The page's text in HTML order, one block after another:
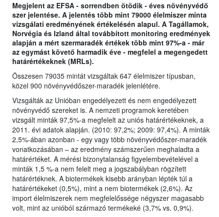
Megjelent az EFSA - sorrendben ötödik - éves növényvédő
szer jelentése. A jelentés több mint 79000 élelmiszer minta
vizsgálati eredményének értékelésén alapul. A Tagállamok,
Norvégia és Izland által továbbított monitoring eredmények
alapján a mért szermaradék értékek több mint 97%-a - már
az egymást követő harmadik éve - megfelel a megengedett
határértékeknek (MRLs).
Összesen 79035 mintát vizsgáltak 647 élelmiszer típusban,
közel 900 növényvédőszer-maradék jelenlétére.
Vizsgálták az Unióban engedélyezett és nem engedélyezett
növényvédő szereket is. A nemzeti programok keretében
vizsgált minták 97,5%-a megfelelt az uniós határértékeknek, a
2011. évi adatok alapján. (2010: 97,2%; 2009: 97,4%). A minták
2,5%-ában azonban - egy vagy több növényvédőszer-maradék
vonatkozásában – az eredmény számszerűen meghaladta a
határértéket. A mérési bizonytalanság figyelembevételével a
minták 1,5 %-a nem felelt meg a jogszabályban rögzített
határértéknek. A biotermékek kisebb arányban lépték túl a
határértékeket (0,5%), mint a nem biotermékek (2,6%). Az
import élelmiszerek nem megfelelőssége négyszer magasabb
volt, mint az unióból származó termékeké (3,7% vs. 0,9%).